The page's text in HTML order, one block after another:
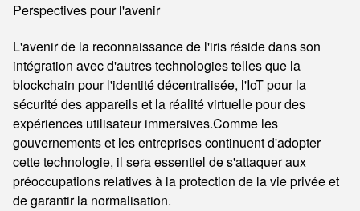
Perspectives pour l'avenir
L'avenir de la reconnaissance de l'iris réside dans son
intégration avec d'autres technologies telles que la
blockchain pour l'identité décentralisée, l'IoT pour la
sécurité des appareils et la réalité virtuelle pour des
expériences utilisateur immersives.Comme les
gouvernements et les entreprises continuent d'adopter
cette technologie, il sera essentiel de s'attaquer aux
préoccupations relatives à la protection de la vie privée et
de garantir la normalisation.